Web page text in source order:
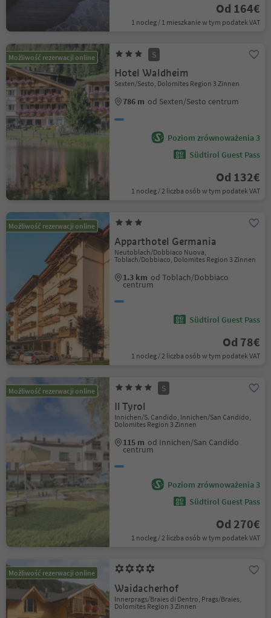
Od 164€
1 nocleg / 1 mieszkanie w tym podatek VAT
Możliwość rezerwacji online S
Hotel Waldheim
Sexten/Sesto, Dolomites Region 3 Zinnen
786 m od Sexten/Sesto centrum
Poziom zrównoważenia 3
Südtirol Guest Pass
Od 132€
1 nocleg / 2 liczba osób w tym podatek VAT
Możliwość rezerwacji online
Apparthotel Germania
Neutoblach/Dobbiaco Nuova,
Toblach/Dobbiaco, Dolomites Region 3 Zinnen
1.3 km od Toblach/Dobbiaco
centrum
Südtirol Guest Pass
Od 78€
1 nocleg / 2 liczba osób w tym podatek VAT
Możliwość rezerwacji online S
Il Tyrol
Innichen/S. Candido, Innichen/San Candido,
Dolomites Region 3 Zinnen
115 m od Innichen/San Candido
centrum
Poziom zrównoważenia 3
Südtirol Guest Pass
Od 270€
1 nocleg / 2 liczba osób w tym podatek VAT
Możliwość rezerwacji online
Waidacherhof
Innerprags/Braies di Dentro, Prags/Braies,
Dolomites Region 3 Zinnen